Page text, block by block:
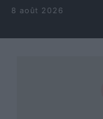
Aller au contenu
8 août 2026